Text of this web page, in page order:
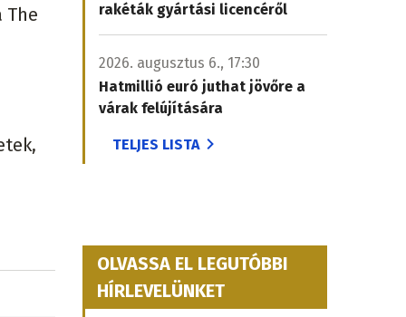
rakéták gyártási licencéről
2026. augusztus 6., 17:30
Hatmillió euró juthat jövőre a
várak felújítására
TELJES LISTA
OLVASSA EL LEGUTÓBBI
HÍRLEVELÜNKET